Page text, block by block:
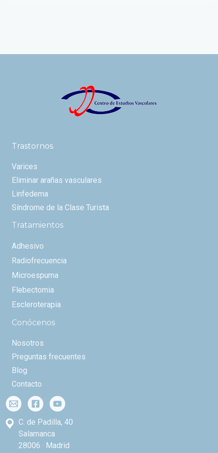
Trastornos
Varices
Eliminar arañas vasculares
Linfedema
Síndrome de la Clase Turista
Tratamientos
Adhesivo
Radiofrecuencia
Microespuma
Flebectomia
Escleroterapia
Conócenos
Nosotros
Preguntas frecuentes
Blog
Contacto
C. de Padilla, 40
Salamanca
28006 · Madrid